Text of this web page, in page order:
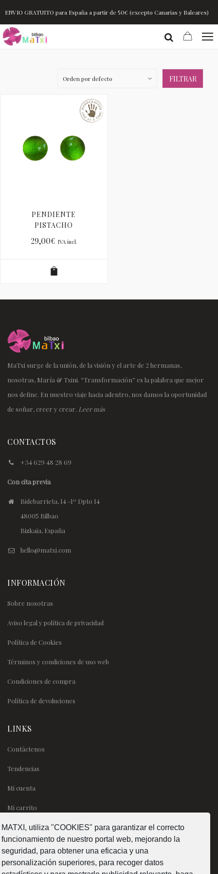
MATXI, utiliza "COOKIES" para garantizar el correcto
funcionamiento de nuestro portal web, mejorando la
seguridad, para obtener una eficacia y una
personalización superiores, para recoger datos
ENVIO GRATUITO para España a partir de 50€ (excepto Canarias y Baleares)
FILTRAR
PENDIENTE
PISTACHO
29,00€ IVA incl.
MaTxi surge de la unión, de la visión y el arte de 2 hermanas,
nosotras, María & Txini. “Transformación” es la palabra que mejor
nos define. En nuestro viaje hacia adentro, nos damos la oportunidad
de soñar, creer y crear. Leer más
CONTACTOS
+34 629 48 28 69
Con cita previa
Bidebarrieta, 14 -1º Dpto 14
48005 Bilbao
Bizkaia, España
hello@matxi.com
INFORMACIÓN
Sobre nosotras
Aviso legal y política de privacidad
Política de Cookies
Términos y condiciones de uso web
Condiciones de compra
Política de devoluciones
LINKS
Contáctenos
Tendencias
Mi cuenta
Mi carrito
SÍGUENOS